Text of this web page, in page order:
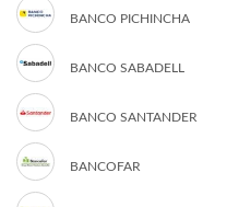
BANCO PICHINCHA
BANCO SABADELL
BANCO SANTANDER
BANCOFAR